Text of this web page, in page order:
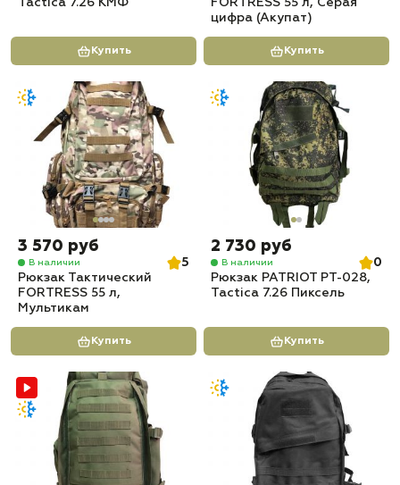
Tactica 7.26 КМФ
Купить
FORTRESS 55 л, Серая
цифра (Акупат)
Купить
3 570 руб
В наличии
5
Рюкзак Тактический
FORTRESS 55 л,
Мультикам
Купить
2 730 руб
В наличии
0
Рюкзак PATRIOT РТ-028,
Tactica 7.26 Пиксель
Купить